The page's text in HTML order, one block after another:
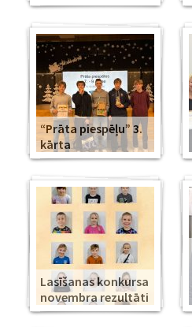
“Prāta piespēļu” 3.
kārta
Lasīšanas konkursa
novembra rezultāti